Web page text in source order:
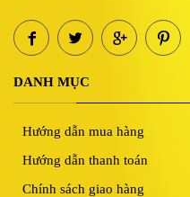
DANH MỤC
Hướng dẫn mua hàng
Hướng dẫn thanh toán
Chính sách giao hàng